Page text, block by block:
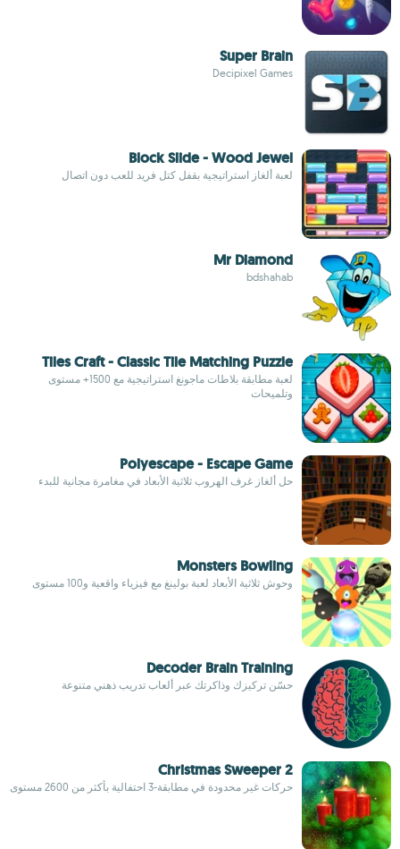
Super Brain
Decipixel Games
Block Slide - Wood Jewel
لعبة ألغاز استراتيجية بقفل كتل فريد للعب دون اتصال
Mr Diamond
bdshahab
Tiles Craft - Classic Tile Matching Puzzle
لعبة مطابقة بلاطات ماجونغ استراتيجية مع 1500+ مستوى
وتلميحات
Polyescape - Escape Game
حل ألغاز غرف الهروب ثلاثية الأبعاد في مغامرة مجانية للبدء
Monsters Bowling
وحوش ثلاثية الأبعاد لعبة بولينغ مع فيزياء واقعية و100 مستوى
Decoder Brain Training
حسّن تركيزك وذاكرتك عبر ألعاب تدريب ذهني متنوعة
Christmas Sweeper 2
حركات غير محدودة في مطابقة-3 احتفالية بأكثر من 2600 مستوى